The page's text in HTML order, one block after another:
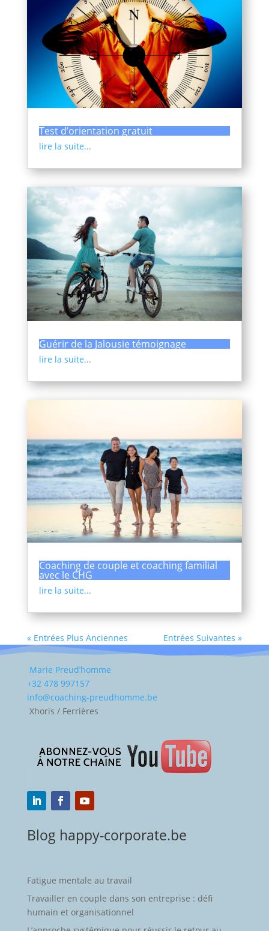
Test d’orientation gratuit
lire la suite...
Guérir de la Jalousie témoignage
lire la suite...
Coaching de couple et coaching familial
avec le CHG
lire la suite...
« Entrées Plus Anciennes Entrées Suivantes »
Marie Preud’homme
+32 478 997157
info@coaching-preudhomme.be
Xhoris / Ferrières
Blog happy-corporate.be
Fatigue mentale au travail
Travailler en couple dans son entreprise : défi
humain et organisationnel